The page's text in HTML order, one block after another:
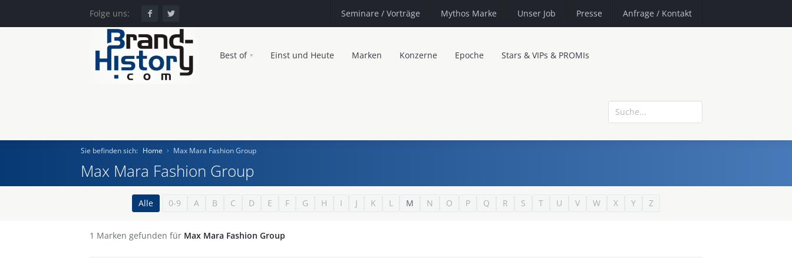
Folge uns: Seminare / Vorträge Mythos Marke Unser Job Presse Anfrage / Kontakt
Best of Einst und Heute Marken Konzerne Epoche Stars & VIPs & PROMIs
Sie befinden sich: Home Max Mara Fashion Group
Max Mara Fashion Group
Alle 0-9 A B C D E F G H I J K L M N O P Q R S T U V W X Y Z
1 Marken gefunden für Max Mara Fashion Group